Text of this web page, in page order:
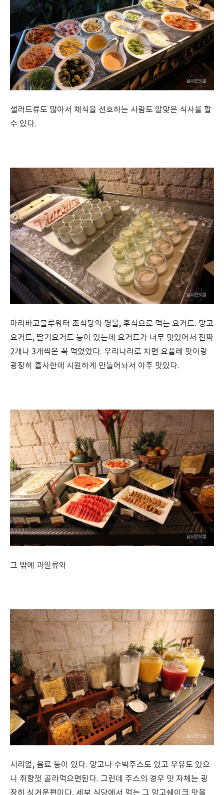
샐러드류도 많아서 채식을 선호하는 사람도 알맞은 식사를 할
수 있다.
마리바고블루워터 조식당의 명물, 후식으로 먹는 요거트. 망고
요거트, 딸기요거트 등이 있는데 요거트가 너무 맛있어서 진짜
2개나 3개씩은 꼭 먹었었다. 우리나라로 치면 요플레 맛이랑
굉장히 흡사한데 시원하게 만들어놔서 아주 맛있다.
그 밖에 과일류와
시리얼, 음료 등이 있다. 망고나 수박주스도 있고 우유도 있으
니 취향껏 골라먹으면된다. 그런데 주스의 경우 맛 자체는 굉
장히 싱거운편이다. 세부 식당에서 먹는 그 망고쉐이크 맛을